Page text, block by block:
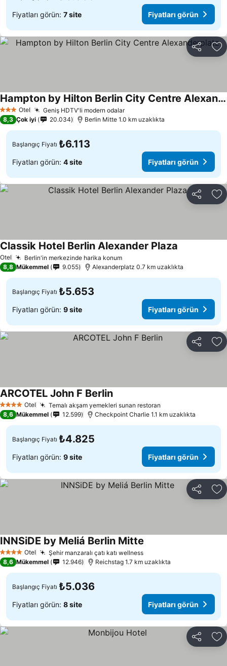
Fiyatları görün: 7 site Fiyatları görün
Paylaş
3 YıldızOtel Geniş HDTV'li modern odalar
Hampton by Hilton Berlin City Centre Alexanderplatz
8,3 Çok iyi 20.034 Berlin Mitte 1.0 km uzaklıkta
Başlangıç Fiyatı ₺6.113
Fiyatları görün: 4 site Fiyatları görün
Paylaş
Otel Berlin'in merkezinde harika konum
Classik Hotel Berlin Alexander Plaza
8,8 Mükemmel 9.055 Alexanderplatz 0.7 km uzaklıkta
Başlangıç Fiyatı ₺5.653
Fiyatları görün: 9 site Fiyatları görün
Paylaş
4 Yıldız Otel Temalı akşam yemekleri sunan restoran
ARCOTEL John F Berlin
8,6 Mükemmel 12.599 Checkpoint Charlie 1.1 km uzaklıkta
Başlangıç Fiyatı ₺4.825
Fiyatları görün: 9 site Fiyatları görün
Paylaş
4 Yıldız Otel Şehir manzaralı çatı katı wellness
INNSiDE by Meliá Berlin Mitte
8,6 Mükemmel 12.946 Reichstag 1.7 km uzaklıkta
Başlangıç Fiyatı ₺5.036
Fiyatları görün: 8 site Fiyatları görün
Paylaş